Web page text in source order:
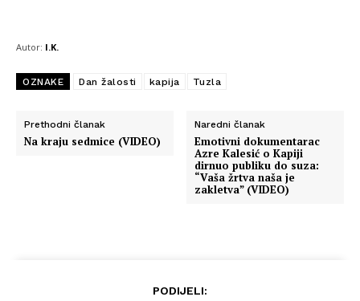
Autor: I.K.
OZNAKE Dan žalosti kapija Tuzla
Prethodni članak
Na kraju sedmice (VIDEO)
Naredni članak
Emotivni dokumentarac
Azre Kalesić o Kapiji
dirnuo publiku do suza:
“Vaša žrtva naša je
zakletva” (VIDEO)
PODIJELI: